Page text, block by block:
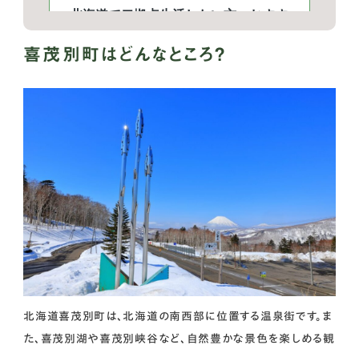
喜茂別町はどんなところ？
北海道喜茂別町は、北海道の南西部に位置する温泉街です。ま
た、喜茂別湖や喜茂別峡谷など、自然豊かな景色を楽しめる観